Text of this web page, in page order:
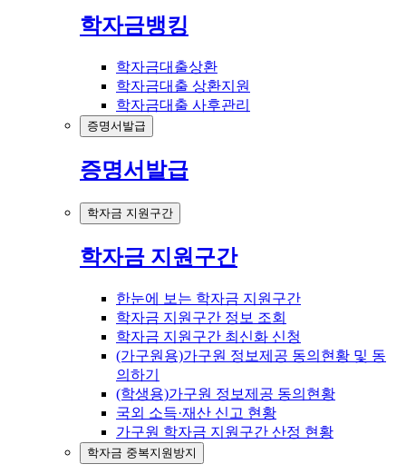
학자금뱅킹
학자금대출상환
학자금대출 상환지원
학자금대출 사후관리
증명서발급
증명서발급
학자금 지원구간
학자금 지원구간
한눈에 보는 학자금 지원구간
학자금 지원구간 정보 조회
학자금 지원구간 최신화 신청
(가구원용)가구원 정보제공 동의현황 및 동
의하기
(학생용)가구원 정보제공 동의현황
국외 소득·재산 신고 현황
가구원 학자금 지원구간 산정 현황
학자금 중복지원방지